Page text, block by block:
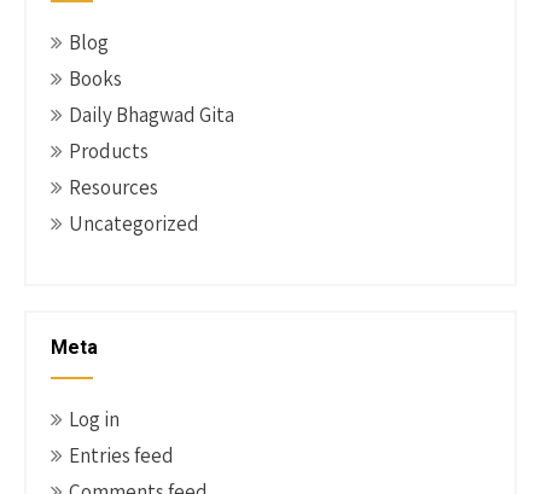
Blog
Books
Daily Bhagwad Gita
Products
Resources
Uncategorized
Meta
Log in
Entries feed